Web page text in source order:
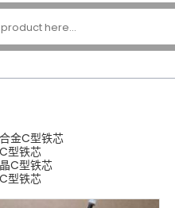
金C型铁芯
型铁芯
C型铁芯
型铁芯